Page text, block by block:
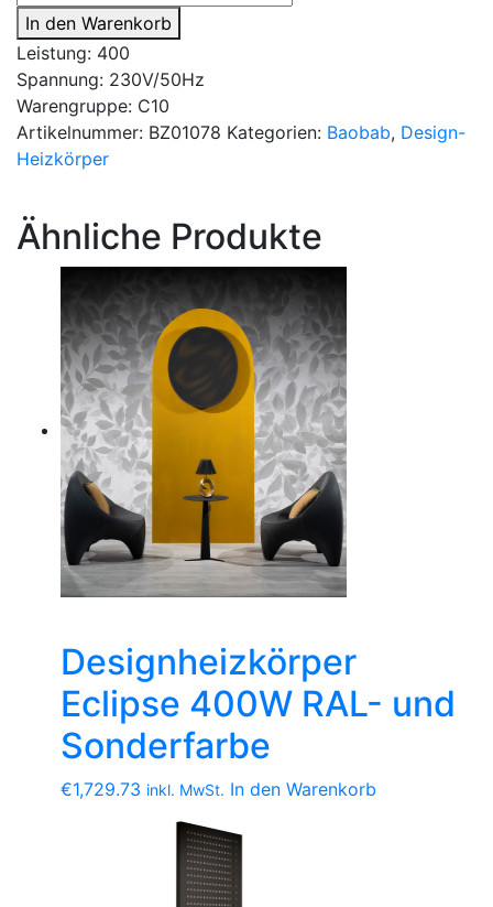
Baobab
XXL
400W
RAL-
und
Sonderfarbe
Menge
In den Warenkorb
Leistung: 400
Spannung: 230V/50Hz
Warengruppe: C10
Artikelnummer: BZ01078 Kategorien: Baobab, Design-
Heizkörper
Ähnliche Produkte
Designheizkörper
Eclipse 400W RAL- und
Sonderfarbe
€1,729.73 inkl. MwSt. In den Warenkorb